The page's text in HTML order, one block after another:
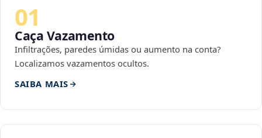
01
Caça Vazamento
Infiltrações, paredes úmidas ou aumento na conta?
Localizamos vazamentos ocultos.
SAIBA MAIS